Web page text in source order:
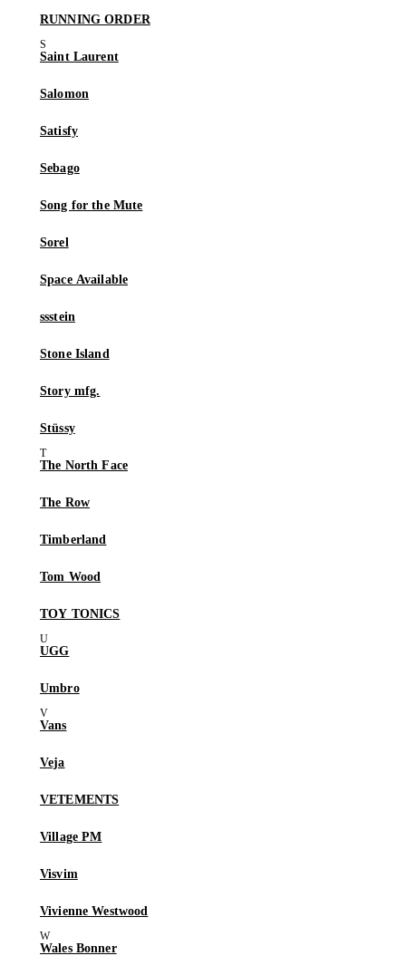
RUNNING ORDER
Saint Laurent
Salomon
Satisfy
Sebago
Song for the Mute
Sorel
Space Available
ssstein
Stone Island
Story mfg.
Stüssy
The North Face
The Row
Timberland
Tom Wood
TOY TONICS
UGG
Umbro
Vans
Veja
VETEMENTS
Village PM
Visvim
Vivienne Westwood
Wales Bonner